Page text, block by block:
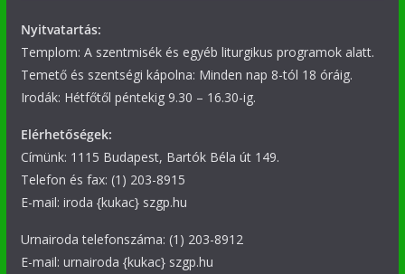
Nyitvatartás:
Templom: A szentmisék és egyéb liturgikus programok alatt.
Temető és szentségi kápolna: Minden nap 8-tól 18 óráig.
Irodák: Hétfőtől péntekig 9.30 – 16.30-ig.
Elérhetőségek:
Címünk: 1115 Budapest, Bartók Béla út 149.
Telefon és fax: (1) 203-8915
E-mail: iroda {kukac} szgp.hu
Urnairoda telefonszáma: (1) 203-8912
E-mail: urnairoda {kukac} szgp.hu